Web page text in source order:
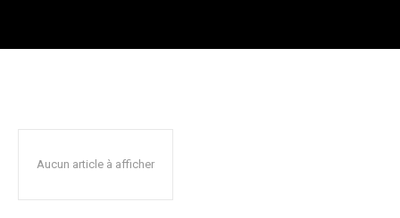
Aucun article à afficher